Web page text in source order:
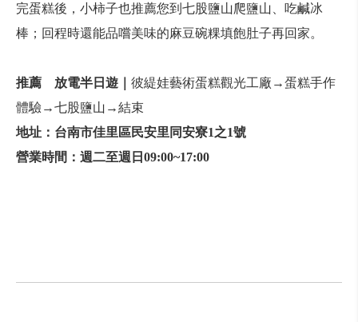
完蛋糕後，小柿子也推薦您到七股鹽山爬鹽山、吃鹹冰
棒；回程時還能品嚐美味的麻豆碗粿填飽肚子再回家。
推薦 放電半日遊｜ 彼緹娃藝術蛋糕觀光工廠→蛋糕手作
體驗→七股鹽山→結束
地址： 台南市佳里區民安里同安寮1之1號
營業時間： 週二至週 日 09:00~17:00